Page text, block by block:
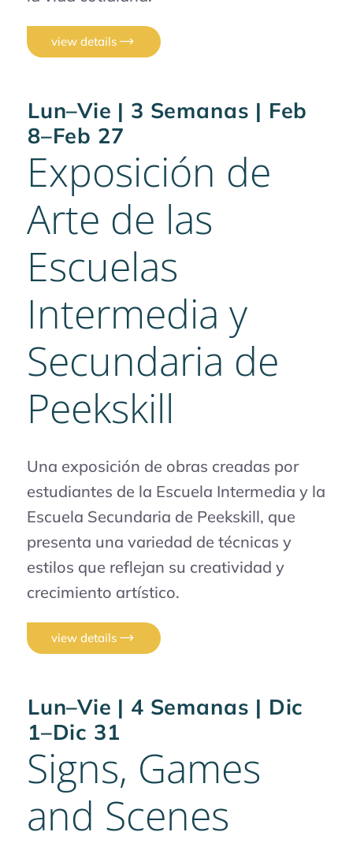
view details
Lun–Vie | 3 Semanas | Feb
8–Feb 27
Exposición de
Arte de las
Escuelas
Intermedia y
Secundaria de
Peekskill
Una exposición de obras creadas por
estudiantes de la Escuela Intermedia y la
Escuela Secundaria de Peekskill, que
presenta una variedad de técnicas y
estilos que reflejan su creatividad y
crecimiento artístico.
view details
Lun–Vie | 4 Semanas | Dic
1–Dic 31
Signs, Games
and Scenes